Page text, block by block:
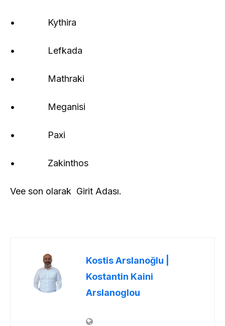
• Kythira
• Lefkada
• Mathraki
• Meganisi
• Paxi
• Zakinthos
Vee son olarak Girit Adası.
Kostis Arslanoğlu |
Kostantin Kaini
Arslanoglou